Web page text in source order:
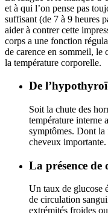
et à qui l’on pense pas
suffisant (de 7 à 9 heures
aider à contrer cette
corps a une fonction
de carence en sommeil, le
la température corporelle.
De
Soit la chute des
température interne
symptômes. Dont la
cheveux importante.
La présence de
Un taux de glucose
de circulation
extrémités froides